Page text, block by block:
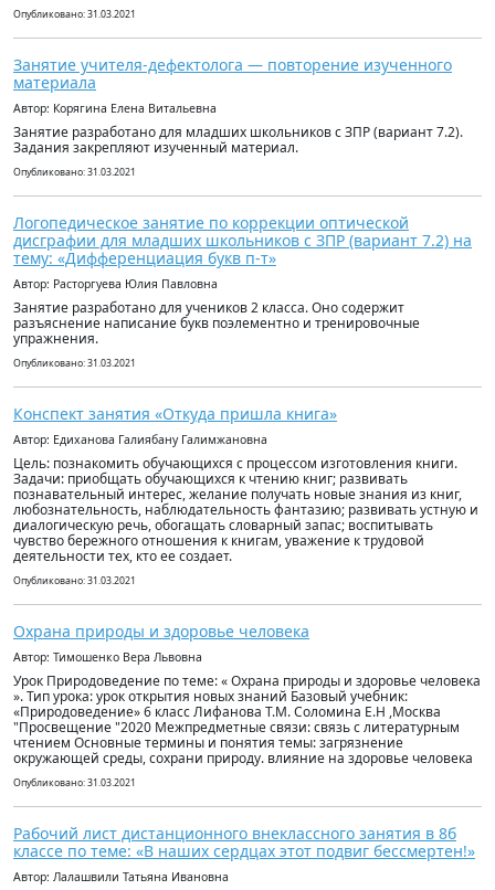
Опубликовано: 31.03.2021
Занятие учителя-дефектолога — повторение изученного
материала
Автор: Корягина Елена Витальевна
Занятие разработано для младших школьников с ЗПР (вариант 7.2).
Задания закрепляют изученный материал.
Опубликовано: 31.03.2021
Логопедическое занятие по коррекции оптической
дисграфии для младших школьников с ЗПР (вариант 7.2) на
тему: «Дифференциация букв п-т»
Автор: Расторгуева Юлия Павловна
Занятие разработано для учеников 2 класса. Оно содержит
разъяснение написание букв поэлементно и тренировочные
упражнения.
Опубликовано: 31.03.2021
Конспект занятия «Откуда пришла книга»
Автор: Едиханова Галиябану Галимжановна
Цель: познакомить обучающихся с процессом изготовления книги.
Задачи: приобщать обучающихся к чтению книг; развивать
познавательный интерес, желание получать новые знания из книг,
любознательность, наблюдательность фантазию; развивать устную и
диалогическую речь, обогащать словарный запас; воспитывать
чувство бережного отношения к книгам, уважение к трудовой
деятельности тех, кто ее создает.
Опубликовано: 31.03.2021
Охрана природы и здоровье человека
Автор: Тимошенко Вера Львовна
Урок Природоведение по теме: « Охрана природы и здоровье человека
». Тип урока: урок открытия новых знаний Базовый учебник:
«Природоведение» 6 класс Лифанова Т.М. Соломина Е.Н ,Москва
"Просвещение "2020 Межпредметные связи: связь с литературным
чтением Основные термины и понятия темы: загрязнение
окружающей среды, сохрани природу. влияние на здоровье человека
Опубликовано: 31.03.2021
Рабочий лист дистанционного внеклассного занятия в 8б
классе по теме: «В наших сердцах этот подвиг бессмертен!»
Автор: Лалашвили Татьяна Ивановна